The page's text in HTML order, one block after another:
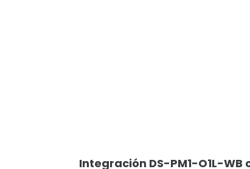
Integración DS-PM1-O1L-